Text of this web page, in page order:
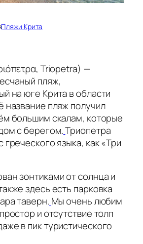
Пляжи Крита
Triopetra) —
пляж,
на юге Крита в области
название пляж получил
большим скалам, которые
с берегом. Триопетра
греческого языка, как «Три
зонтиками от солнца и
здесь есть парковка
таверн. Мы очень любим
и отсутствие толп
в пик туристического